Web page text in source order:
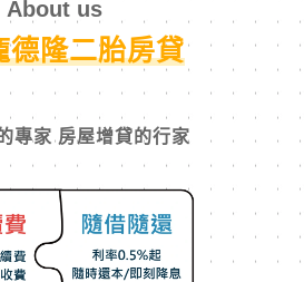
About us
德隆二胎房貸
專家 房屋增貸的行家